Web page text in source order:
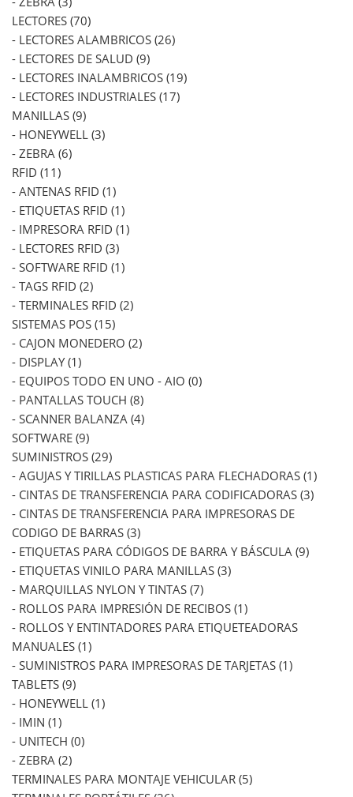
LECTORES (70)
- LECTORES ALAMBRICOS (26)
- LECTORES DE SALUD (9)
- LECTORES INALAMBRICOS (19)
- LECTORES INDUSTRIALES (17)
MANILLAS (9)
- HONEYWELL (3)
- ZEBRA (6)
RFID (11)
- ANTENAS RFID (1)
- ETIQUETAS RFID (1)
- IMPRESORA RFID (1)
- LECTORES RFID (3)
- SOFTWARE RFID (1)
- TAGS RFID (2)
- TERMINALES RFID (2)
SISTEMAS POS (15)
- CAJON MONEDERO (2)
- DISPLAY (1)
- EQUIPOS TODO EN UNO - AIO (0)
- PANTALLAS TOUCH (8)
- SCANNER BALANZA (4)
SOFTWARE (9)
SUMINISTROS (29)
- AGUJAS Y TIRILLAS PLASTICAS PARA FLECHADORAS (1)
- CINTAS DE TRANSFERENCIA PARA CODIFICADORAS (3)
- CINTAS DE TRANSFERENCIA PARA IMPRESORAS DE
CODIGO DE BARRAS (3)
- ETIQUETAS PARA CÓDIGOS DE BARRA Y BÁSCULA (9)
- ETIQUETAS VINILO PARA MANILLAS (3)
- MARQUILLAS NYLON Y TINTAS (7)
- ROLLOS PARA IMPRESIÓN DE RECIBOS (1)
- ROLLOS Y ENTINTADORES PARA ETIQUETEADORAS
MANUALES (1)
- SUMINISTROS PARA IMPRESORAS DE TARJETAS (1)
TABLETS (9)
- HONEYWELL (1)
- IMIN (1)
- UNITECH (0)
- ZEBRA (2)
TERMINALES PARA MONTAJE VEHICULAR (5)